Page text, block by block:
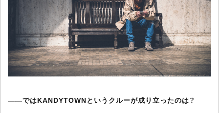
――ではKANDYTOWNというクルーが成り立ったのは？